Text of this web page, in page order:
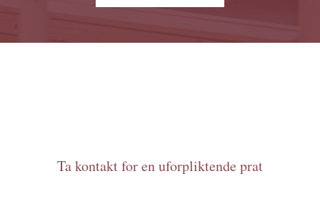
Ta kontakt for en uforpliktende prat